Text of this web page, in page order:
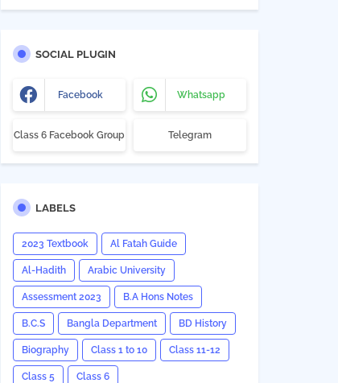
SOCIAL PLUGIN
Facebook Whatsapp
Class 6 Facebook Group Telegram
LABELS
2023 Textbook Al Fatah Guide
Al-Hadith Arabic University
Assessment 2023 B.A Hons Notes
B.C.S Bangla Department BD History
Biography Class 1 to 10 Class 11-12
Class 5 Class 6